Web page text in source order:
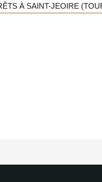
À SAINT-JEOIRE